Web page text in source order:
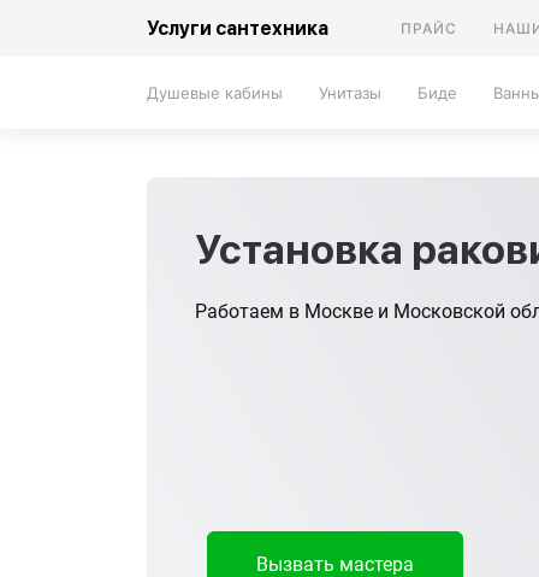
Услуги сантехника ПРАЙС
Душевые кабины Унитазы Биде
Установка
Работаем в Москве и Московской
Вызвать мастера